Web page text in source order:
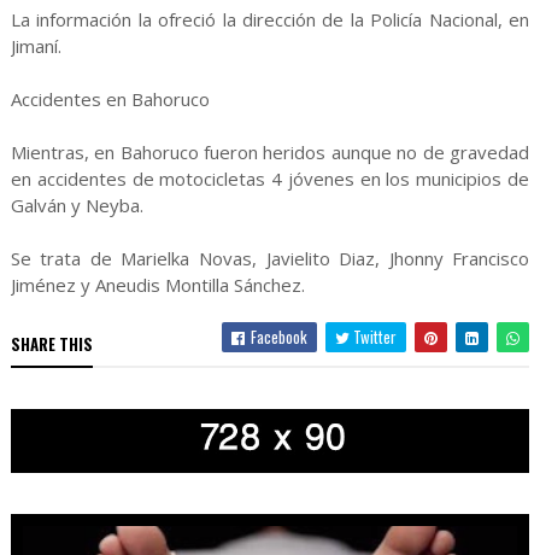
La información la ofreció la dirección de la Policía Nacional, en
Jimaní.
Accidentes en Bahoruco
Mientras, en Bahoruco fueron heridos aunque no de gravedad
en accidentes de motocicletas 4 jóvenes en los municipios de
Galván y Neyba.
Se trata de Marielka Novas, Javielito Diaz, Jhonny Francisco
Jiménez y Aneudis Montilla Sánchez.
SHARE THIS Facebook Twitter